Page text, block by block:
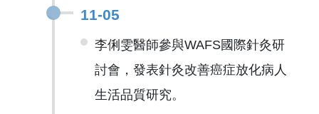
11-05
李俐雯醫師參與WAFS國際針灸研
討會，發表針灸改善癌症放化病人
生活品質研究。